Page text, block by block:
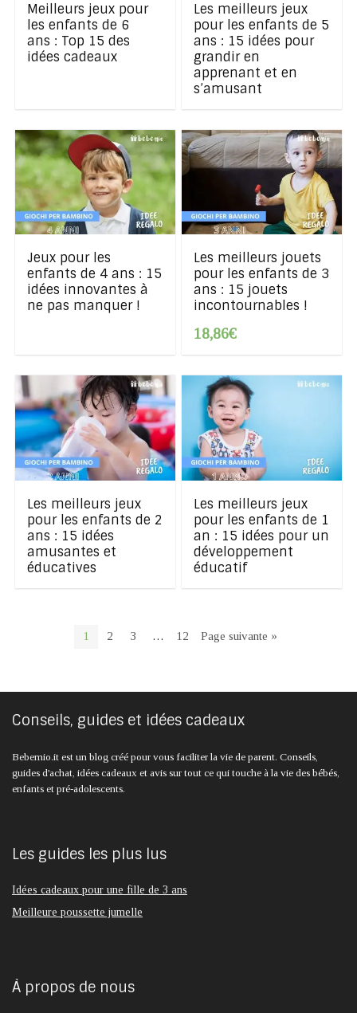
Meilleurs jeux pour
les enfants de 6
ans : Top 15 des
idées cadeaux
Les meilleurs jeux
pour les enfants de 5
ans : 15 idées pour
grandir en
apprenant et en
s’amusant
Jeux pour les
enfants de 4 ans : 15
idées innovantes à
ne pas manquer !
Les meilleurs jouets
pour les enfants de 3
ans : 15 jouets
incontournables !
18,86€
Les meilleurs jeux
pour les enfants de 2
ans : 15 idées
amusantes et
éducatives
Les meilleurs jeux
pour les enfants de 1
an : 15 idées pour un
développement
éducatif
1 2 3 … 12 Page suivante »
Conseils, guides et idées cadeaux
Bebemio.it est un blog créé pour vous faciliter la vie de parent. Conseils,
guides d'achat, idées cadeaux et avis sur tout ce qui touche à la vie des bébés,
enfants et pré-adolescents.
Les guides les plus lus
Idées cadeaux pour une fille de 3 ans
Meilleure poussette jumelle
À propos de nous